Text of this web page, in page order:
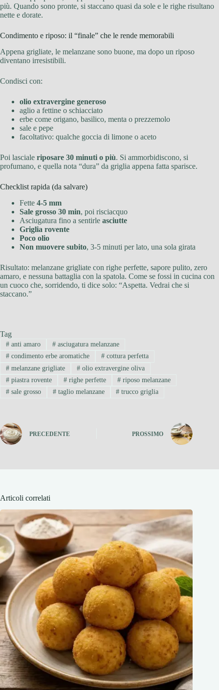
più. Quando sono pronte, si staccano quasi da sole e le righe risultano
nette e dorate.
Condimento e riposo: il “finale” che le rende memorabili
Appena grigliate, le melanzane sono buone, ma dopo un riposo
diventano irresistibili.
Condisci con:
olio extravergine generoso
aglio a fettine o schiacciato
erbe come origano, basilico, menta o prezzemolo
sale e pepe
facoltativo: qualche goccia di limone o aceto
Poi lasciale riposare 30 minuti o più. Si ammorbidiscono, si
profumano, e quella nota “dura” da griglia appena fatta sparisce.
Checklist rapida (da salvare)
Fette 4-5 mm
Sale grosso 30 min, poi risciacquo
Asciugatura fino a sentirle asciutte
Griglia rovente
Poco olio
Non muovere subito, 3-5 minuti per lato, una sola girata
Risultato: melanzane grigliate con righe perfette, sapore pulito, zero
amaro, e nessuna battaglia con la spatola. Come se fossi in cucina con
un cuoco che, sorridendo, ti dice solo: “Aspetta. Vedrai che si
staccano.”
Tag
#anti amaro #asciugatura melanzane
#condimento erbe aromatiche #cottura perfetta
#melanzane grigliate #olio extravergine oliva
#piastra rovente #righe perfette # riposo melanzane
#sale grosso #taglio melanzane # trucco griglia
PRECEDENTE PROSSIMO
Articoli correlati